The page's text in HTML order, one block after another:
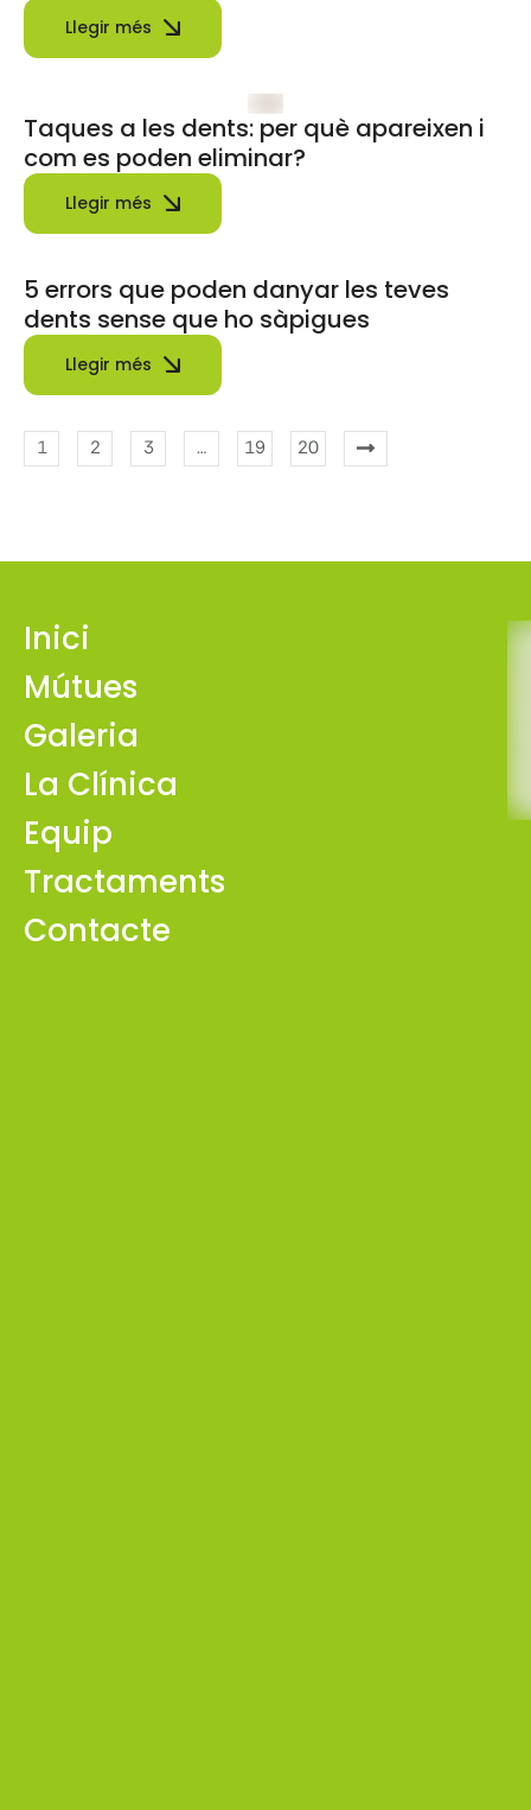
Llegir més
Taques a les dents: per què apareixen i
com es poden eliminar?
Llegir més
5 errors que poden danyar les teves
dents sense que ho sàpigues
Llegir més
1 2 3 … 19 20
Inici
Mútues
Galeria
La Clínica
Equip
Tractaments
Contacte